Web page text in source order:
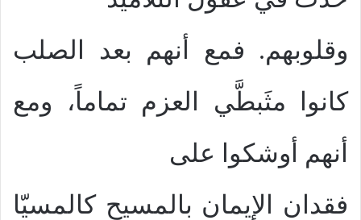
وقلوبهم. فمع أنهم بعد الصلب
كانوا مثَبطَّي العزم تماماً، ومع
أنهم أوشكوا على
فقدان الإِيمان بالمسيح كالمسيّا